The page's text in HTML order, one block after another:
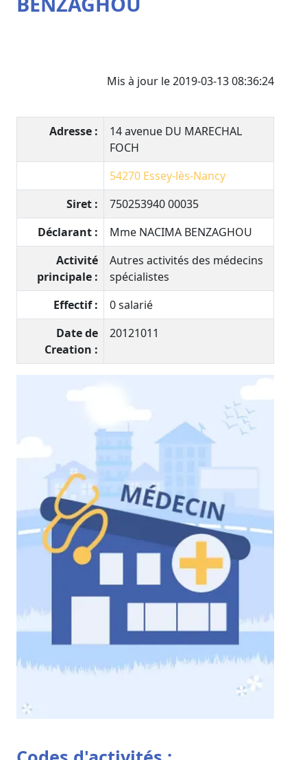
Mis à jour le 2019-03-13 08:36:24
Adresse :
14 avenue DU MARECHAL
FOCH
54270 Essey-lès-Nancy
Siret :
750253940 00035
Déclarant :
Mme NACIMA BENZAGHOU
Activité
principale :
Autres activités des médecins
spécialistes
Effectif :
0 salarié
Date de
Creation :
20121011